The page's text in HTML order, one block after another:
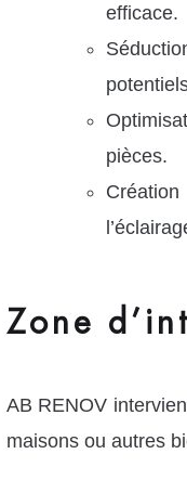
efficace.
pièces.
Zone
AB RENOV
maisons ou autres